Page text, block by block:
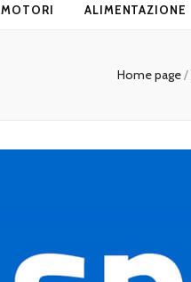
MOTORI ALIMENTAZIONE
Home page/